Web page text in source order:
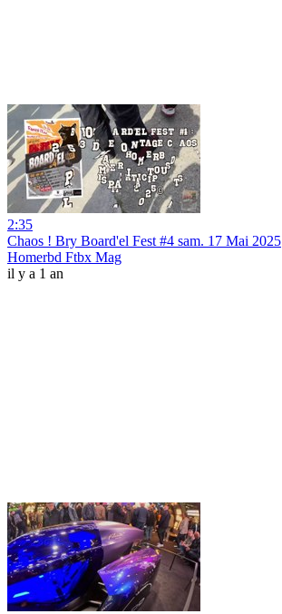
2:35
Chaos ! Bry Board'el Fest #4 sam. 17 Mai 2025
Homerbd Ftbx Mag
il y a 1 an